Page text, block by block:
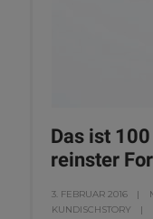
Das ist 100
reinster
3. FEBRUAR 2016
KUNDISCHSTORY